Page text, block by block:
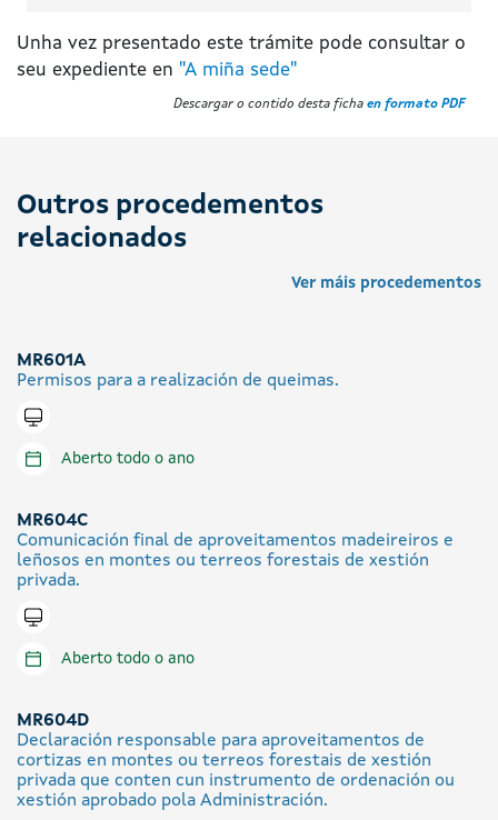
Unha vez presentado este trámite pode consultar o
seu expediente en "A miña sede"
Descargar o contido desta ficha en formato PDF
Outros procedementos
relacionados
Ver máis procedementos
MR601A
Permisos para a realización de queimas.
Tramitar en liña
Aberto todo o ano
MR604C
Comunicación final de aproveitamentos madeireiros e
leñosos en montes ou terreos forestais de xestión
privada.
Tramitar en liña
Aberto todo o ano
MR604D
Declaración responsable para aproveitamentos de
cortizas en montes ou terreos forestais de xestión
privada que conten cun instrumento de ordenación ou
xestión aprobado pola Administración.